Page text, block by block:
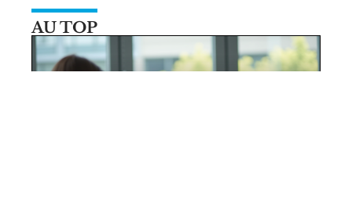
AU TOP
8 juin 2026